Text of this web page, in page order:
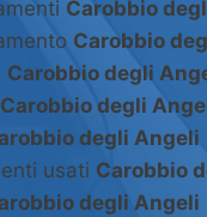
Carobbio
Carobbio
Carobbio degli
Carobbio degli
degli Angeli
usati Carobbio
degli Angeli